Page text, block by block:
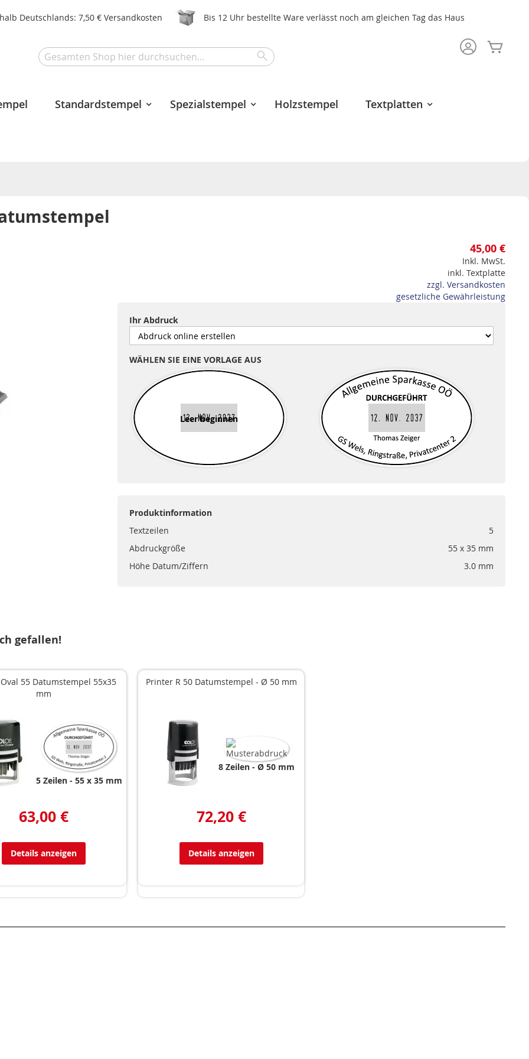
Deutschlands: 7,50 € Versandkosten Bis 12 Uhr bestellte Ware verlässt noch am gleichen Tag das Haus
Search
Standardstempel Spezialstempel Holzstempel Textplatten
45,00 €
Inkl. MwSt.
inkl. Textplatte
zzgl. Versandkosten
gesetzliche Gewährleistung
Ihr Abdruck
WÄHLEN SIE EINE VORLAGE AUS
Leer beginnen
Produktinformation
Textzeilen
5
Abdruckgröße
55 x 35 mm
Höhe Datum/Ziffern
3.0 mm
gefallen!
55 Datumstempel 55x35
mm
5 Zeilen 55 x 35 mm
63,00 €
Details anzeigen
Printer R 50 Datumstempel - Ø 50 mm
8 Zeilen Ø 50 mm
72,20 €
Details anzeigen